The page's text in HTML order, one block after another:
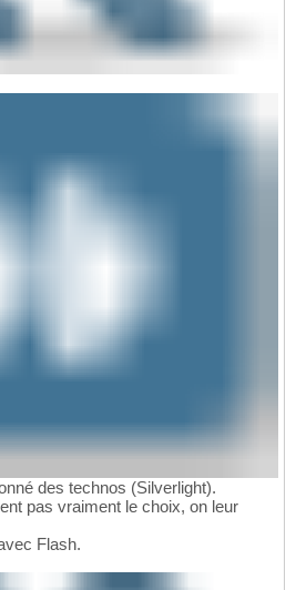
des technos (Silverlight).
pas vraiment le choix, on leur
Flash.